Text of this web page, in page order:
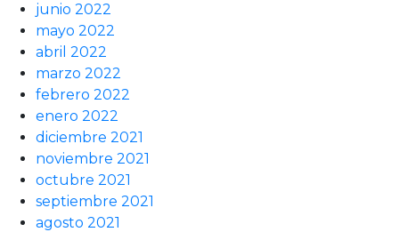
junio 2022
mayo 2022
abril 2022
marzo 2022
febrero 2022
enero 2022
diciembre 2021
noviembre 2021
octubre 2021
septiembre 2021
agosto 2021